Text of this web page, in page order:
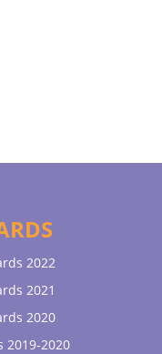
2022
2021
2020
2019-2020